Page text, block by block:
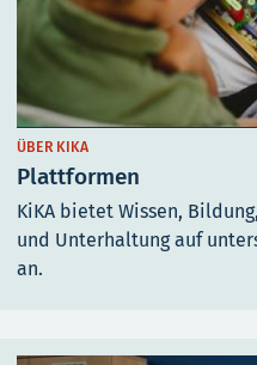
ÜBER KIKA
Plattformen
KiKA bietet Wissen,
und Unterhaltung auf
an.